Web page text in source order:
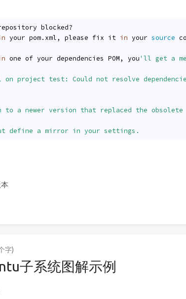
blocked?
your pom.xml, please fix it in your source
one of your dependencies POM, you'll get a
on project test: Could not resolve
to a newer version that replaced the obsolete
define a mirror in your settings.
字)
子系统图解示例